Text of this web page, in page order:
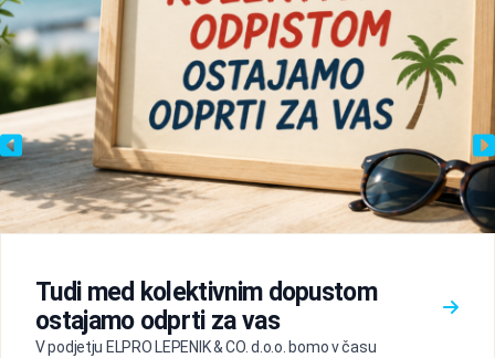
Tudi med kolektivnim dopustom
ostajamo odprti za vas
V podjetju ELPRO LEPENIK & CO. d.o.o. bomo v času